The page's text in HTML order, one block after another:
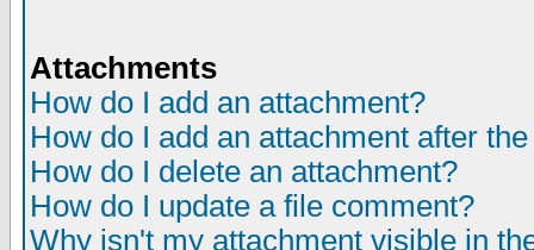
Attachments
How do I add an attachment?
How do I add an attachment after
How do I delete an attachment?
How do I update a file comment?
Why isn't my attachment visible in